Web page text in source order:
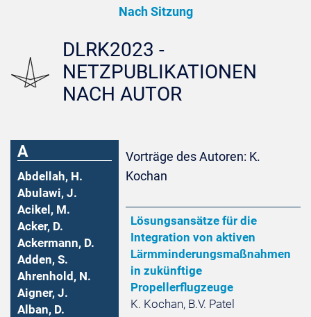
Nach Sitzung
DLRK2023 -
NETZPUBLIKATIONEN
NACH AUTOR
A
Abdellah, H.
Abulawi, J.
Acikel, M.
Acker, D.
Ackermann, D.
Adden, S.
Ahrenhold, N.
Aigner, J.
Alban, D.
Vorträge des Autoren: K.
Kochan
Lösungsansätze für die
Integration von aktiven
Lärmminderungsmaßnahmen
in zukünftige
Propellerflugzeuge
K. Kochan, B.V. Patel